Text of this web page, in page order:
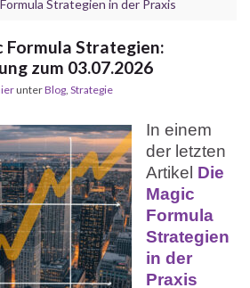
Strategien in der Praxis
Formula Strategien:
zum 03.07.2026
unterBlog, Strategie
In einem
der letzten
Artikel Die
Magic
Formula
Strategien
in der
Praxis